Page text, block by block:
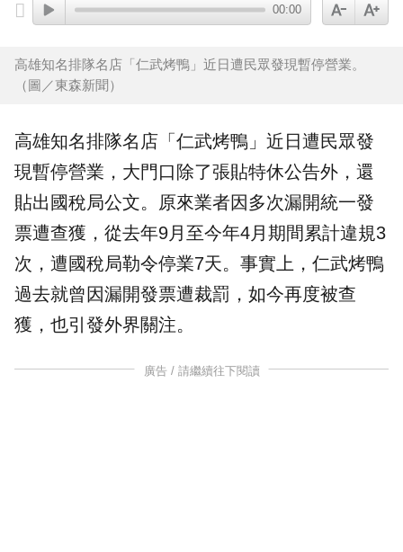
00:00
高雄知名排隊名店「仁武烤鴨」近日遭民眾發現暫停營業。
（圖／東森新聞）
高雄知名排隊名店「 仁武烤鴨」近日遭民眾發
現暫停營業，大門口除了張貼特休公告外，還
貼出國稅局公文。原來業者因多次漏開統一發
票遭查獲，從去年9月至今年4月期間累計違規3
次，遭國稅局勒令停業7天。事實上，仁武烤鴨
過去就曾因漏開發票遭裁罰，如今再度被查
獲，也引發外界關注。
廣告 / 請繼續往下閱讀